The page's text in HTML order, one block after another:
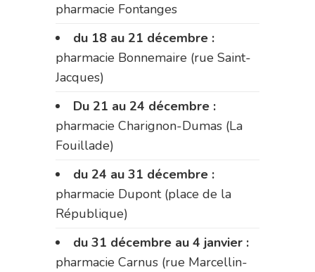
pharmacie Fontanges
du 18 au 21 décembre :
pharmacie Bonnemaire (rue Saint-
Jacques)
Du 21 au 24 décembre :
pharmacie Charignon-Dumas (La
Fouillade)
du 24 au 31 décembre :
pharmacie Dupont (place de la
République)
du 31 décembre au 4 janvier :
pharmacie Carnus (rue Marcellin-